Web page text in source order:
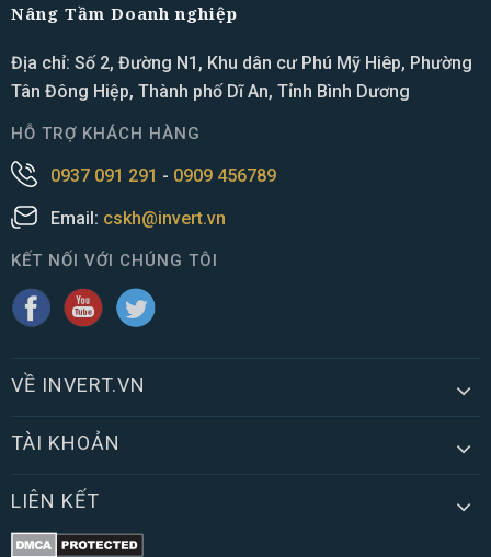
Nâng Tầm Doanh nghiệp
Địa chỉ: Số 2, Đường N1, Khu dân cư Phú Mỹ Hiêp, Phường
Tân Đông Hiệp, Thành phố Dĩ An, Tỉnh Bình Dương
HỖ TRỢ KHÁCH HÀNG
0937 091 291 - 0909 456789
Email: cskh@invert.vn
KẾT NỐI VỚI CHÚNG TÔI
VỀ INVERT.VN
TÀI KHOẢN
LIÊN KẾT